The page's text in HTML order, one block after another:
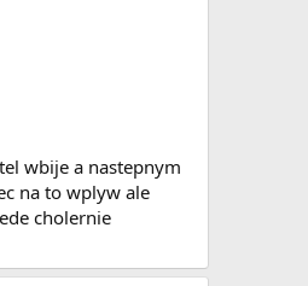
wbije a nastepnym
na to wplyw ale
cholernie